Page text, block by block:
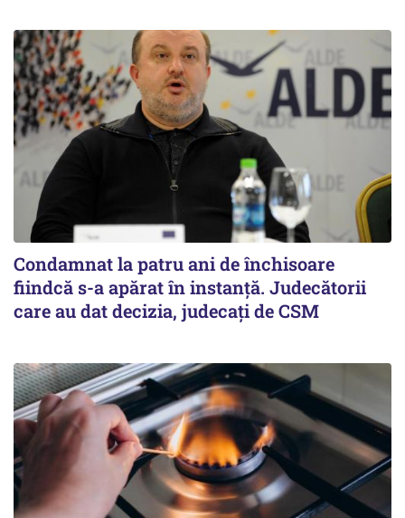
Condamnat la patru ani de închisoare
fiindcă s-a apărat în instanță. Judecătorii
care au dat decizia, judecați de CSM